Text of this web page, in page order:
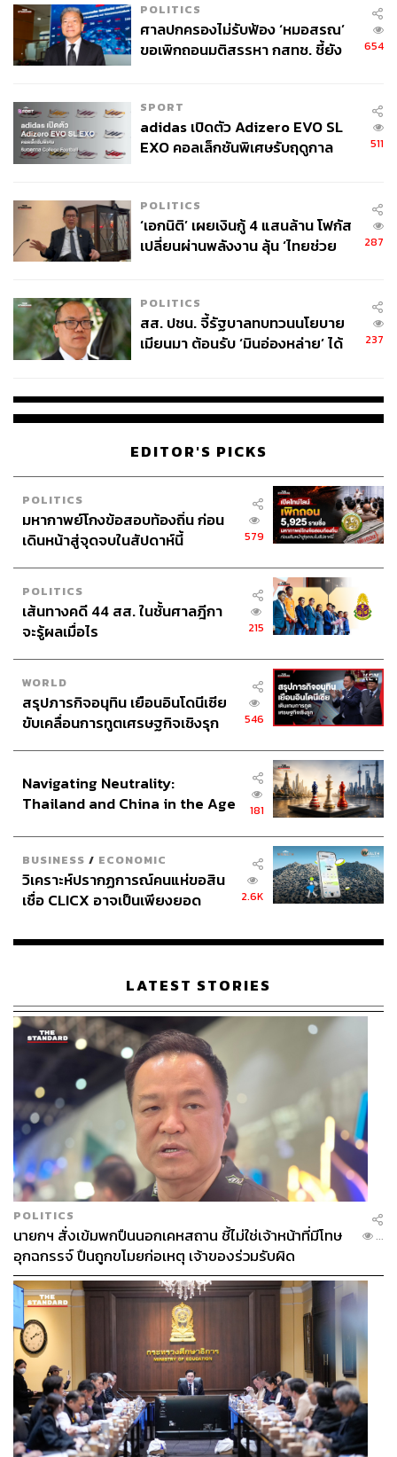
POLITICS
ศาลปกครองไม่รับฟ้อง ‘หมอสรณ’
ขอเพิกถอนมติสรรหา กสทช. ชี้ยัง
654
SPORT
adidas เปิดตัว Adizero EVO SL
EXO คอลเล็กชันพิเศษรับฤดูกาล
511
POLITICS
‘เอกนิติ’ เผยเงินกู้ 4 แสนล้าน โฟกัส
เปลี่ยนผ่านพลังงาน ลุ้น ‘ไทยช่วย
287
POLITICS
สส. ปชน. จี้รัฐบาลทบทวนนโยบาย
เมียนมา ต้อนรับ ‘มินอ่องหล่าย’ ได้
237
EDITOR'S PICKS
POLITICS
มหากาพย์โกงข้อสอบท้องถิ่น ก่อน
เดินหน้าสู่จุดจบในสัปดาห์นี้
579
POLITICS
เส้นทางคดี 44 สส. ในชั้นศาลฎีกา
จะรู้ผลเมื่อไร
215
WORLD
สรุปภารกิจอนุทิน เยือนอินโดนีเซีย
ขับเคลื่อนการทูตเศรษฐกิจเชิงรุก
546
Navigating Neutrality:
Thailand and China in the Age
181
BUSINESS / ECONOMIC
วิเคราะห์ปรากฏการณ์คนแห่ขอสิน
เชื่อ CLICX อาจเป็นเพียงยอด
เรือนไทยที่ถูกซุกไว้
2.6K
LATEST STORIES
POLITICS
นายกฯ สั่งเข้มพกปืนนอกเคหสถาน ชี้ไม่ใช่เจ้าหน้าที่มีโทษ
อุกฉกรรจ์ ปืนถูกขโมยก่อเหตุ เจ้าของร่วมรับผิด
...